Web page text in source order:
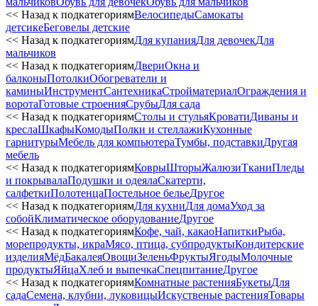
<< Назад к подкатегориямВелосипедыСамокаты
детсикеБеговелы детские
<< Назад к подкатегориямДля купанияДля девочекДля
мальчиков
<< Назад к подкатегориямДвериОкна и
балконыПотолкиОбогреватели и
каминыИнструментСантехникаСтройматериалОграждения и
воротаГотовые строенияСрубыДля сада
<< Назад к подкатегориямСтолы и стульяКроватиДиваны и
креслаШкафыКомодыПолки и стеллажиКухонные
гарнитурыМебель для компьютераТумбы, подставкиДругая
мебель
<< Назад к подкатегориямКоврыШторыЖалюзиТканиПледы
и покрывалаПодушки и одеялаСкатерти,
салфеткиПолотенцаПостельное бельеДругое
<< Назад к подкатегориямДля кухниДля домаУход за
собойКлиматическое оборудованиеДругое
<< Назад к подкатегориямКофе, чай, какаоНапиткиРыба,
морепродукты, икраМясо, птица, субпродуктыКондитерские
изделияМёдБакалеяОвощиЗеленьФруктыЯгодыМолочные
продуктыЯйцаХлеб и выпечкаСпецпитаниеДругое
<< Назад к подкатегориямКомнатные растенияБукетыДля
садаСемена, клубни, луковицыИскуственые растенияТовары